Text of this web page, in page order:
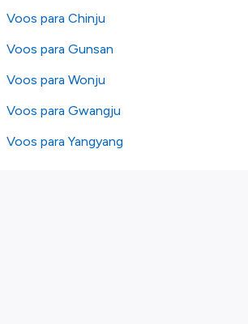
Voos para Chinju
Voos para Gunsan
Voos para Wonju
Voos para Gwangju
Voos para Yangyang